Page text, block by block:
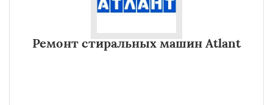
Ремонт стиральных машин Atlant